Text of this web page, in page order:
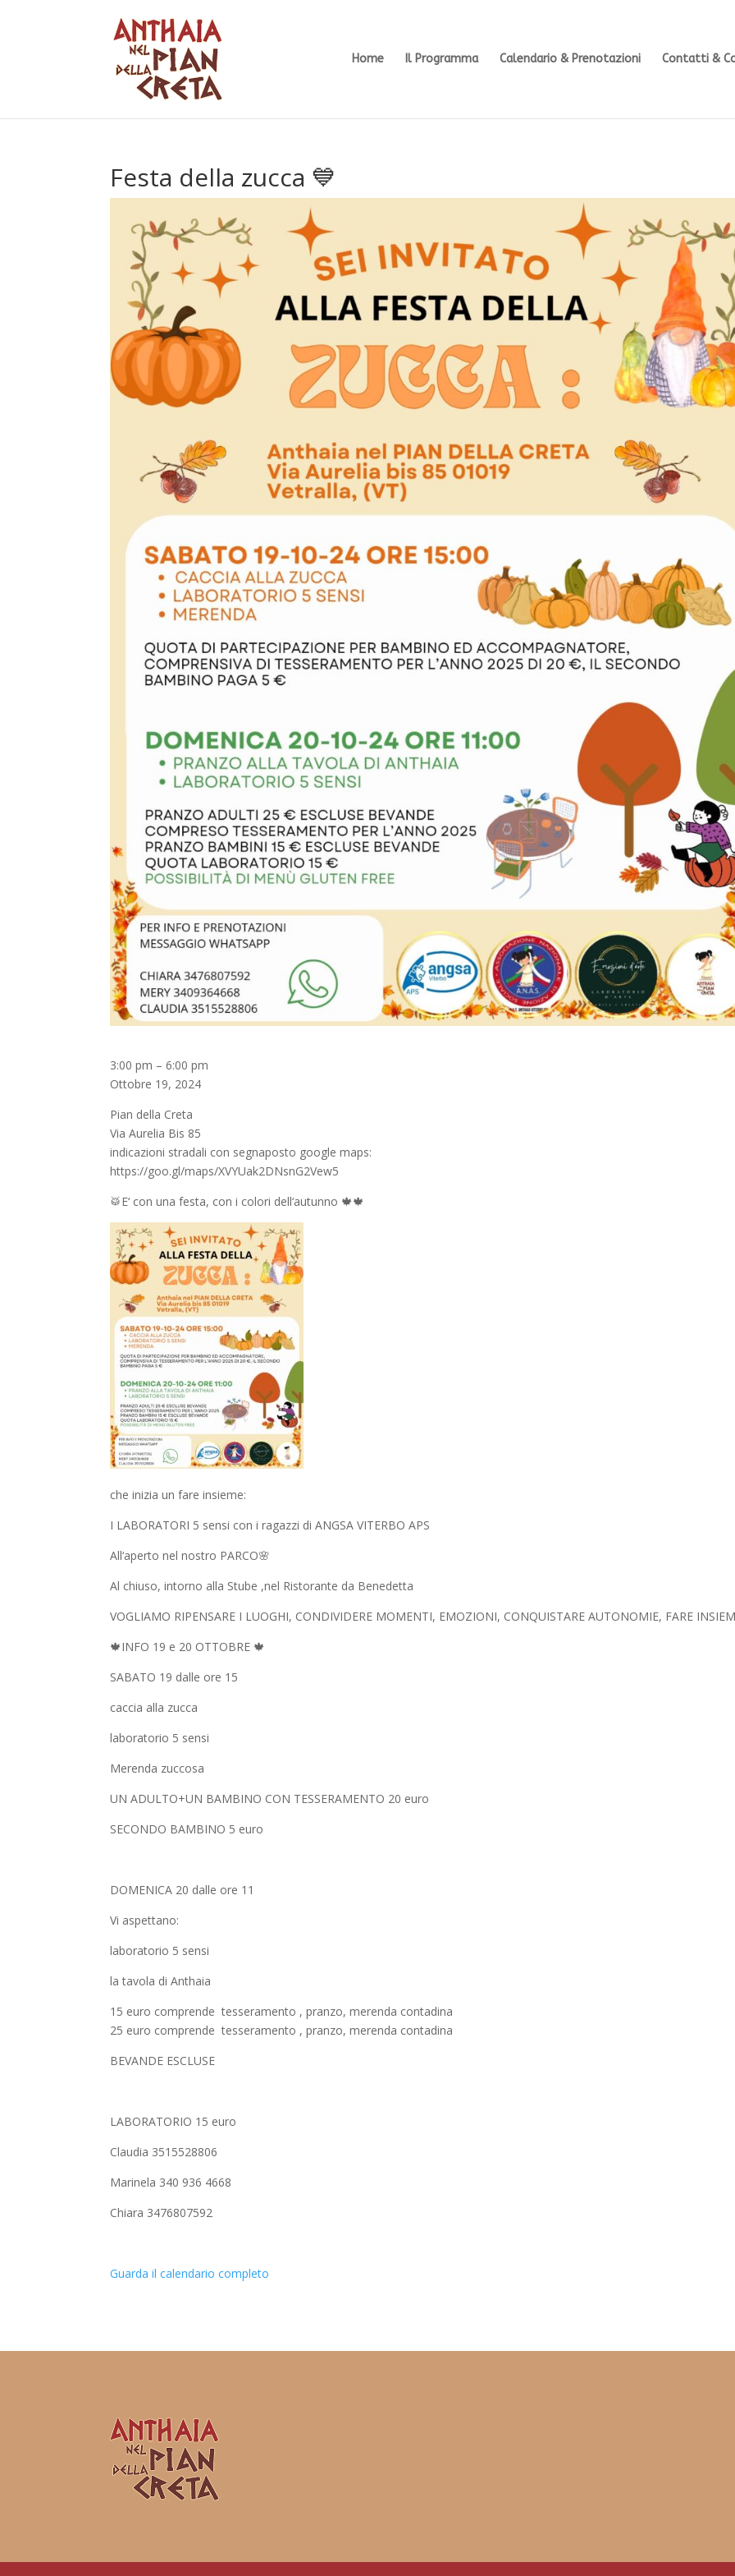
Home Il Programma Calendario & Prenotazioni Contatti &
Festa della zucca 💙
Festa
della
💙
3:00 pm –6:00 pm
Ottobre 19, 2024
Pian della Creta
Via Aurelia Bis 85
indicazioni stradali con segnaposto google maps:
https://goo.gl/maps/XVYUak2DNsnG2Vew5
🥁E‘ con una festa, con i colori dell‘autunno 🍁🍁
che inizia un fare insieme:
I LABORATORI 5 sensi con i ragazzi di ANGSA VITERBO APS
All‘aperto nel nostro PARCO🌸
Al chiuso, intorno alla Stube ,nel Ristorante da Benedetta
VOGLIAMO RIPENSARE I LUOGHI, CONDIVIDERE MOMENTI, EMOZIONI, CONQUISTARE AUTONOMIE, FARE
🍁INFO 19 e 20 OTTOBRE 🍁
SABATO 19 dalle ore 15
caccia alla zucca
laboratorio 5 sensi
Merenda zuccosa
UN ADULTO+UN BAMBINO CON TESSERAMENTO 20 euro
SECONDO BAMBINO 5 euro
DOMENICA 20 dalle ore 11
Vi aspettano:
laboratorio 5 sensi
la tavola di Anthaia
15 euro comprende tesseramento , pranzo, merenda contadina
25 euro comprende tesseramento , pranzo, merenda contadina
BEVANDE ESCLUSE
LABORATORIO 15 euro
Claudia 3515528806
Marinela 340 936 4668
Chiara 3476807592
Guarda il calendario completo